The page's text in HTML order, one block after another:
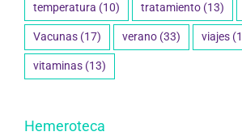
temperatura (10) tratamiento (13)
Vacunas (17) verano (33) viajes
vitaminas (13)
Hemeroteca